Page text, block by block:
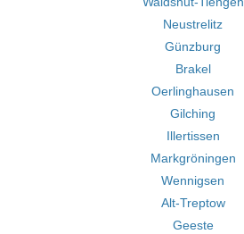
Neustrelitz
Günzburg
Brakel
Oerlinghausen
Gilching
Illertissen
Markgröningen
Wennigsen
Alt-Treptow
Geeste